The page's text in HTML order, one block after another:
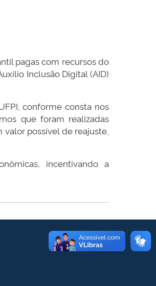
pagas com recursos do
Inclusão Digital (AID)
conforme consta nos
que foram realizadas
possível de reajuste,
incentivando a